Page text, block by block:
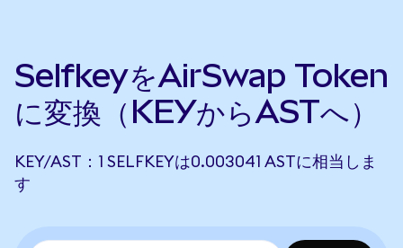
SelfkeyをAirSwap Token
に変換（KEYからASTへ）
KEY/AST：1 SELFKEYは0.003041 ASTに相当しま
す